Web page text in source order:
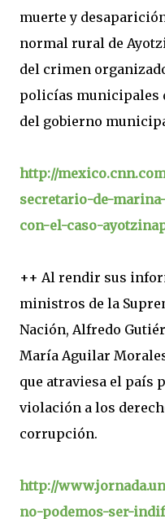
muerte y
normal rural de
del crimen
policías municipales
del gobierno
http://
secretario-de-
con-el-caso-
++ Al rendir sus
ministros de la
Nación, Alfredo
María Aguilar
que atraviesa el país
violación a los
corrupción.
http://
no-podemos-ser-